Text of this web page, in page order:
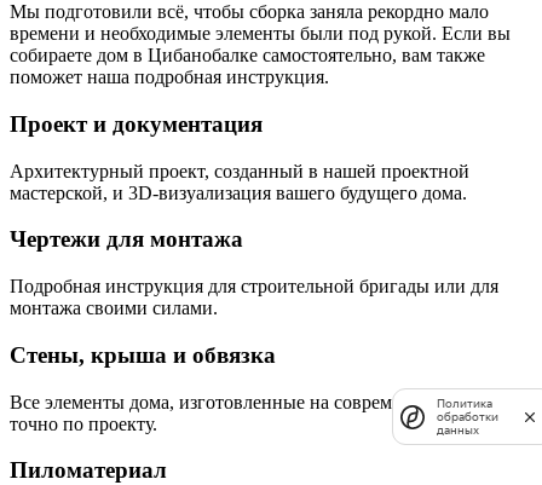
Мы подготовили всё, чтобы сборка заняла рекордно мало
времени и необходимые элементы были под рукой. Если вы
собираете дом в Цибанобалке самостоятельно, вам также
поможет наша подробная инструкция.
Проект и документация
Архитектурный проект, созданный в нашей проектной
мастерской, и 3D-визуализация вашего будущего дома.
Чертежи для монтажа
Подробная инструкция для строительной бригады или для
монтажа своими силами.
Стены, крыша и обвязка
Все элементы дома, изготовленные на современном заводе
точно по проекту.
Пиломатериал
Политика
обработки
данных